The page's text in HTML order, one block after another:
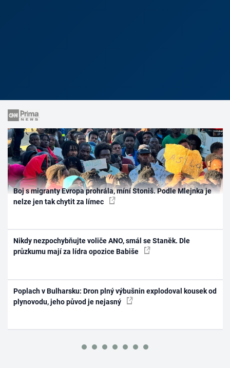
Boj s migranty Evropa prohrála, míní Stoniš. Podle Mlejnka je
nelze jen tak chytit za límec
Nikdy nezpochybňujte voliče ANO, smál se Staněk. Dle
průzkumu mají za lídra opozice Babiše
Poplach v Bulharsku: Dron plný výbušnin explodoval kousek od
plynovodu, jeho původ je nejasný